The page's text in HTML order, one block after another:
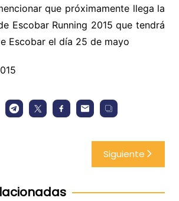
que próximamente llega la
Escobar Running 2015 que tendrá
Escobar el día 25 de mayo
Siguiente